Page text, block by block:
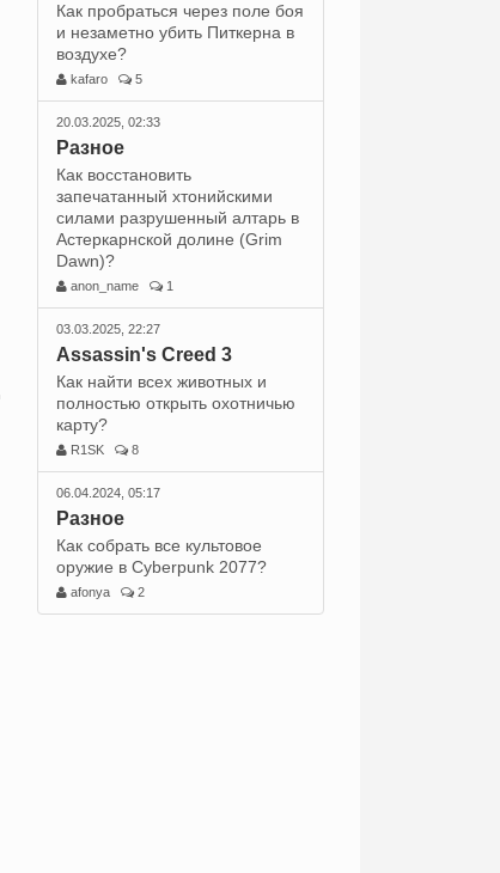
Как пробраться через поле боя
и незаметно убить Питкерна в
воздухе?
kafaro 5
20.03.2025, 02:33
Разное
Как восстановить
запечатанный хтонийскими
силами разрушенный алтарь в
Астеркарнской долине (Grim
Dawn)?
anon_name 1
03.03.2025, 22:27
Assassin's Creed 3
Как найти всех животных и
полностью открыть охотничью
карту?
R1SK 8
06.04.2024, 05:17
Разное
Как собрать все культовое
оружие в Cyberpunk 2077?
afonya 2